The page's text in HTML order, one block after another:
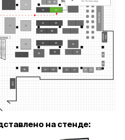
на стенде: